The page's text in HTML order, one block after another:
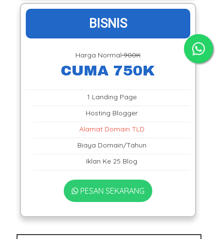
BISNIS
Harga Normal900K
CUMA 750K
1 Landing Page
Hosting Blogger
Alamat Domain TLD
Biaya Domain/Tahun
Iklan Ke 25 Blog
PESAN SEKARANG